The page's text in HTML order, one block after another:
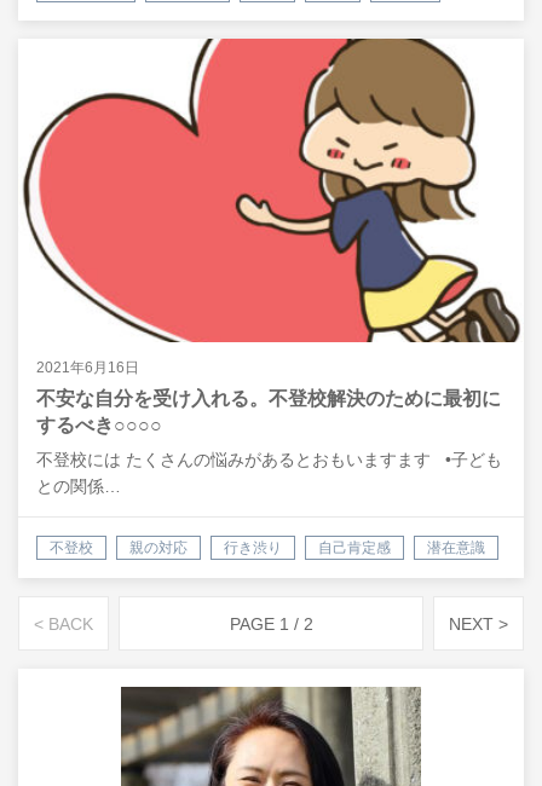
2021年6月16日
不安な自分を受け入れる。不登校解決のために最初に
するべき○○○○
不登校には たくさんの悩みがあるとおもいますます •子ども
との関係…
不登校 親の対応 行き渋り 自己肯定感 潜在意識
< BACK PAGE 1 / 2 NEXT >